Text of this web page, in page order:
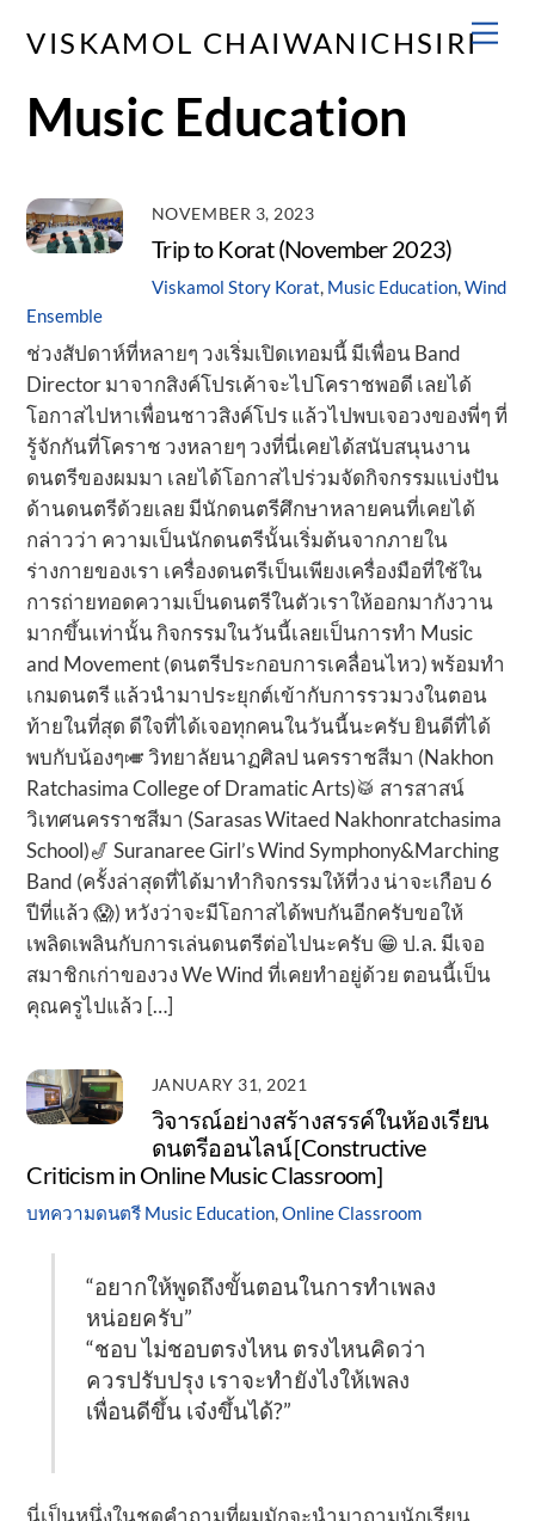
VISKAMOL CHAIWANICHSIRI
Music Education
NOVEMBER 3, 2023
Trip to Korat (November 2023)
Viskamol Story Korat, Music Education,Wind
Ensemble
ช่วงสัปดาห์ที่หลายๆ วงเริ่มเปิดเทอมนี้ มีเพื่อน Band
Director มาจากสิงค์โปรเค้าจะไปโคราชพอดี เลยได้
โอกาสไปหาเพื่อนชาวสิงค์โปร แล้วไปพบเจอวงของพี่ๆ ที่
รู้จักกันที่โคราช วงหลายๆ วงที่นี่เคยได้สนับสนุนงาน
ดนตรีของผมมา เลยได้โอกาสไปร่วมจัดกิจกรรมแบ่งปัน
ด้านดนตรีด้วยเลย มีนักดนตรีศึกษาหลายคนที่เคยได้
กล่าวว่า ความเป็นนักดนตรีนั้นเริ่มต้นจากภายใน
ร่างกายของเรา เครื่องดนตรีเป็นเพียงเครื่องมือที่ใช้ใน
การถ่ายทอดความเป็นดนตรีในตัวเราให้ออกมากังวาน
มากขึ้นเท่านั้น กิจกรรมในวันนี้เลยเป็นการทำ Music
and Movement (ดนตรีประกอบการเคลื่อนไหว) พร้อมทำ
เกมดนตรี แล้วนำมาประยุกต์เข้ากับการรวมวงในตอน
ท้ายในที่สุด ดีใจที่ได้เจอทุกคนในวันนี้นะครับ ยินดีที่ได้
พบกับน้องๆ🎺 วิทยาลัยนาฏศิลป นครราชสีมา (Nakhon
Ratchasima College of Dramatic Arts)🥁 สารสาสน์
วิเทศนครราชสีมา (Sarasas Witaed Nakhonratchasima
School)🎷 Suranaree Girl’s Wind Symphony&Marching
Band (ครั้งล่าสุดที่ได้มาทำกิจกรรมให้ที่วง น่าจะเกือบ 6
ปีที่แล้ว 😱) หวังว่าจะมีโอกาสได้พบกันอีกครับขอให้
เพลิดเพลินกับการเล่นดนตรีต่อไปนะครับ 😁 ป.ล. มีเจอ
สมาชิกเก่าของวง We Wind ที่เคยทำอยู่ด้วย ตอนนี้เป็น
คุณครูไปแล้ว […]
JANUARY 31, 2021
วิจารณ์อย่างสร้างสรรค์ในห้องเรียน
ดนตรีออนไลน์ [Constructive
Criticism in Online Music Classroom]
บทความดนตรี Music Education,Online Classroom
“อยากให้พูดถึงขั้นตอนในการทำเพลง
หน่อยครับ”
“ชอบ ไม่ชอบตรงไหน ตรงไหนคิดว่า
ควรปรับปรุง เราจะทำยังไงให้เพลง
เพื่อนดีขึ้น เจ๋งขึ้นได้?”
นี่เป็นหนึ่งในชุดคำถามที่ผมมักจะนำมาถามนักเรียน